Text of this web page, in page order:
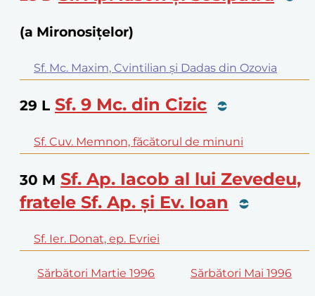
(a Mironosițelor)
Sf. Mc. Maxim, Cvintilian și Dadas din Ozovia
29 L Sf. 9 Mc. din Cizic
Sf. Cuv. Memnon, făcătorul de minuni
30 M Sf. Ap. Iacob al lui Zevedeu,
fratele Sf. Ap. și Ev. Ioan
Sf. Ier. Donat, ep. Evriei
Sărbători Martie 1996 Sărbători Mai 1996